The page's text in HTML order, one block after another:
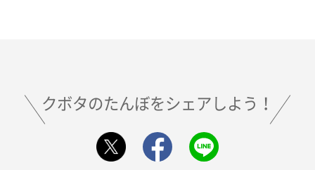
クボタのたんぼをシェアしよう！